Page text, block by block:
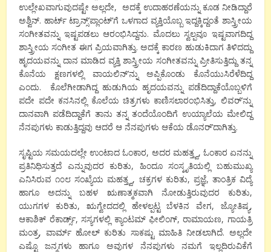
ಉಲ್ಲೇಖವಾಗುವುದಷ್ಟೇ ಅಲ್ಲದೇ, ಅದಕ್ಕೆ ಉದಾಹರಣೆಯನ್ನು ಕೂಡ ನೀಡಿದ್ದಾರೆ
ಅಶ್ವಿನ್. ಹಾರ್ಟ್ ಟ್ರಾನ್ಸ್’ಪ್ಲಾಂಟ್’ಗೆ ಒಳಗಾದ ವ್ಯಕ್ತಿಯೊಬ್ಬ ಇದ್ದಕ್ಕಿದ್ದಂತೆ ಶಾಸ್ತ್ರೀಯ
ಸಂಗೀತವನ್ನು ಇಷ್ಟಪಡಲು ಆರಂಭಿಸಿದ್ದನು. ಮೊದಲು ಸ್ವಲ್ಪವೂ ಇಷ್ಟವಾಗದಿದ್ದ
ಶಾಸ್ತ್ರೀಯ ಸಂಗೀತ ಈಗ ಪ್ರಿಯವಾಗಿತ್ತು. ಅದಕ್ಕೆ ಕಾರಣ ಹುಡುಕಿದಾಗ ತಿಳಿದದ್ದು
ಹೃದಯವನ್ನು ದಾನ ಮಾಡಿದ ವ್ಯಕ್ತಿ ಶಾಸ್ತ್ರೀಯ ಸಂಗೀತವನ್ನು ಪ್ರೀತಿಸುತ್ತಿದ್ದು ತನ್ನ
ಕೊನೆಯ ಕ್ಷಣಗಳಲ್ಲಿ ವಾಯಲಿನ್’ನ್ನು ಅಪ್ಪಿಕೊಂಡು ಕೊನೆಯುಸಿರೆಳೆದಿದ್ದ
ಎಂದು. ಕೊಲೆಗೀಡಾಗಿದ್ದ ಹುಡುಗಿಯ ಹೃದಯವನ್ನು ಪಡೆದಿದ್ದಾಕೆಯೊಬ್ಬಳಿಗೆ
ಪದೇ ಪದೇ ಕನಸಿನಲ್ಲಿ ಕೊಲೆಯ ಚಿತ್ರಗಳು ಕಾಣಿಸಲಾರಂಭಿಸಿತ್ತು, ಲಿವರ್’ನ್ನು
ದಾನವಾಗಿ ಪಡೆದಿದ್ದಾಕೆಗೆ ತಾನು ತನ್ನ ತಂದೆಯೊಂದಿಗೆ ಉಯ್ಯಾಲೆಯ ಮೇಲಿದ್ದ
ನೆನಪುಗಳು ಕಾಡುತ್ತಿದ್ದವು ಆದರೆ ಆ ನೆನಪುಗಳು ಆಕೆಯ ಡೊನರ್’ದಾಗಿತ್ತು.
ಸೃಷ್ಟಿಯ ಸಮಯದಲ್ಲೇ ಉಂಟಾದ ಓಂಕಾರ, ಅದರ ಮಹತ್ತ್ವ, ಓಂಕಾರ ಏನನ್ನು
ಪ್ರತಿನಿಧಿಸುತ್ತದೆ ಎನ್ನುವುದರ ಕುರಿತು, ಹಿಂದೂ ಸಂಸ್ಕೃತಿಯಲ್ಲಿ ಬಹುಮುಖ್ಯ
ಎನಿಸಿರುವ ೧೦೮ ಸಂಖ್ಯೆಯ ಮಹತ್ತ್ವ, ಚಕ್ರಗಳ ಕುರಿತು, ಪ್ರಜ್ಞೆ, ತಾಂತ್ರಿಕ ವಿದ್ಯೆ
ಹಾಗೂ ಅದನ್ನು ಬಹಳ ಋಣಾತ್ಮಕವಾಗಿ ನೋಡುತ್ತಿರುವುದರ ಕುರಿತು,
ಯುಗಗಳ ಕುರಿತು, ಋಗ್ವೇದದಲ್ಲಿ ಹೇಳಲ್ಪಟ್ಟ ಬೆಳಕಿನ ವೇಗ, ಜ್ಯೋತಿಷ್ಯ,
ಆಕಾಶಿಕ್ ರೆಕಾರ್ಡ್ಸ್, ಸಸ್ಯಗಳಲ್ಲಿ ಕ್ಯಾಂಟಮ್ ಫೀಲಿಂಗ್, ರಾಮಾಯಣ, ಗಾಯತ್ರಿ
ಮಂತ್ರ, ವಾರ್ಮ್ ಹೋಲ್ ಕುರಿತು ಸಾಕಷ್ಟು ಮಾಹಿತಿ ನೀಡಲಾಗಿದೆ. ಅಲ್ಲದೇ
ಎಷ್ಟೊ ಜನ್ಮಗಳು ಹಾಗೂ ಅವುಗಳ ನೆನಪುಗಳು ನಮಗೆ ಇಲ್ಲದಿರುವಿಕೆಗೆ